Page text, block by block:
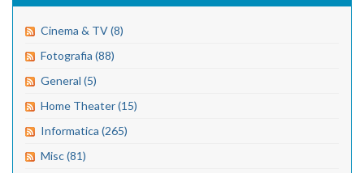
Cinema & TV (8)
Fotografia (88)
General (5)
Home Theater (15)
Informatica (265)
Misc (81)